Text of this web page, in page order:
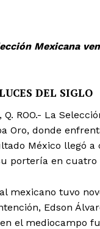
Mexicana
DEL SIGLO
Q. ROO.- La
Oro, donde
México llegó
portería en cuatro
mexicano tuvo
Edson
el mediocampo